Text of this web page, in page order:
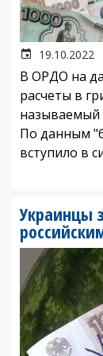
19.10.2022
В ОРДО на
расчеты в
По данным
вступило в
Украинцы